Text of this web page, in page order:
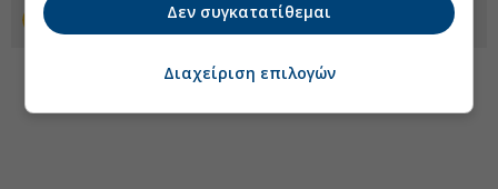
Προσθέστε το euro2day.gr στο Discover
Δεν συγκατατίθεμαι
Διαχείριση επιλογών